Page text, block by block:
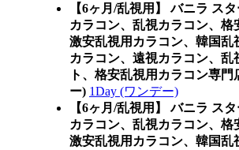
【6ヶ月/乱視用】 バニラ ス
カラコン、乱視カラコン、格
激安乱視用カラコン、韓国乱
カラコン、遠視カラコン、乱
ト、格安乱視用カラコン専門
ー) 1Day (ワンデー)
【6ヶ月/乱視用】 バニラ ス
カラコン、乱視カラコン、格
激安乱視用カラコン、韓国乱